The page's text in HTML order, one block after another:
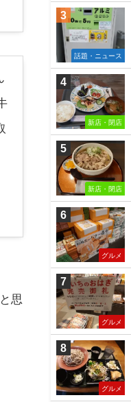
思
話題・ニュース
新店・閉店
新店・閉店
グルメ
グルメ
グルメ